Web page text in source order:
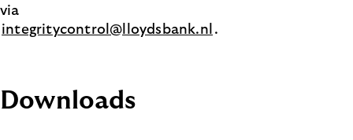
via
integritycontrol@lloydsbank.nl .
Downloads